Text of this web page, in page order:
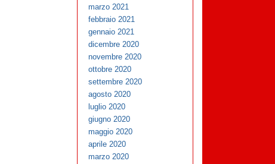
marzo 2021
febbraio 2021
gennaio 2021
dicembre 2020
novembre 2020
ottobre 2020
settembre 2020
agosto 2020
luglio 2020
giugno 2020
maggio 2020
aprile 2020
marzo 2020